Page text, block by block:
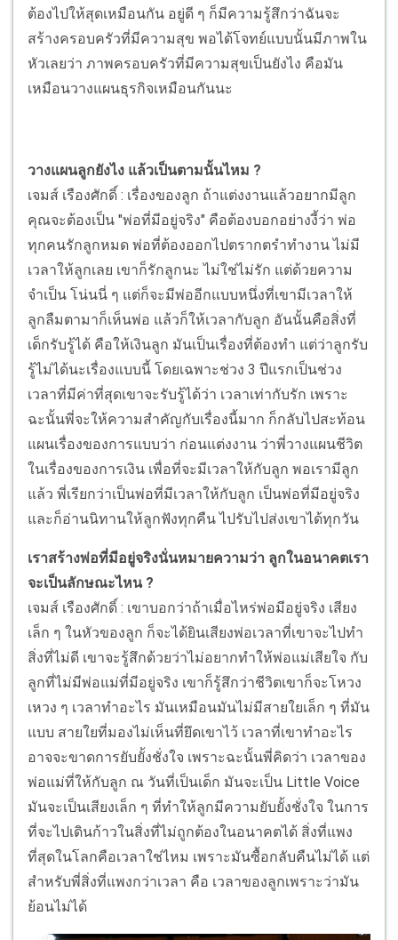
ต้องไปให้สุดเหมือนกัน อยู่ดี ๆ ก็มีความรู้สึกว่าฉันจะ
สร้างครอบครัวที่มีความสุข พอได้โจทย์แบบนั้นมีภาพใน
หัวเลยว่า ภาพครอบครัวที่มีความสุขเป็นยังไง คือมัน
เหมือนวางแผนธุรกิจเหมือนกันนะ
วางแผนลูกยังไง แล้วเป็นตามนั้นไหม ?
เจมส์ เรืองศักดิ์ : เรื่องของลูก ถ้าแต่งงานแล้วอยากมีลูก
คุณจะต้องเป็น "พ่อที่มีอยู่จริง" คือต้องบอกอย่างงี้ว่า พ่อ
ทุกคนรักลูกหมด พ่อที่ต้องออกไปตรากตรำทำงาน ไม่มี
เวลาให้ลูกเลย เขาก็รักลูกนะ ไม่ใช่ไม่รัก แต่ด้วยความ
จำเป็น โน่นนี่ ๆ แต่ก็จะมีพ่ออีกแบบหนึ่งที่เขามีเวลาให้
ลูกลืมตามาก็เห็นพ่อ แล้วก็ให้เวลากับลูก อันนั้นคือสิ่งที่
เด็กรับรู้ได้ คือให้เงินลูก มันเป็นเรื่องที่ต้องทำ แต่ว่าลูกรับ
รู้ไม่ได้นะเรื่องแบบนี้ โดยเฉพาะช่วง 3 ปีแรกเป็นช่วง
เวลาที่มีค่าที่สุดเขาจะรับรู้ได้ว่า เวลาเท่ากับรัก เพราะ
ฉะนั้นพี่จะให้ความสำคัญกับเรื่องนี้มาก ก็กลับไปสะท้อน
แผนเรื่องของการแบบว่า ก่อนแต่งงาน ว่าพี่วางแผนชีวิต
ในเรื่องของการเงิน เพื่อที่จะมีเวลาให้กับลูก พอเรามีลูก
แล้ว พี่เรียกว่าเป็นพ่อที่มีเวลาให้กับลูก เป็นพ่อที่มีอยู่จริง
และก็อ่านนิทานให้ลูกฟังทุกคืน ไปรับไปส่งเขาได้ทุกวัน
เราสร้างพ่อที่มีอยู่จริงนั่นหมายความว่า ลูกในอนาคตเรา
จะเป็นลักษณะไหน ?
เจมส์ เรืองศักดิ์ : เขาบอกว่าถ้าเมื่อไหร่พ่อมีอยู่จริง เสียง
เล็ก ๆ ในหัวของลูก ก็จะได้ยินเสียงพ่อเวลาที่เขาจะไปทำ
สิ่งที่ไม่ดี เขาจะรู้สึกด้วยว่าไม่อยากทำให้พ่อแม่เสียใจ กับ
ลูกที่ไม่มีพ่อแม่ที่มีอยู่จริง เขาก็รู้สึกว่าชีวิตเขาก็จะโหวง
เหวง ๆ เวลาทำอะไร มันเหมือนมันไม่มีสายใยเล็ก ๆ ที่มัน
แบบ สายใยที่มองไม่เห็นที่ยึดเขาไว้ เวลาที่เขาทำอะไร
อาจจะขาดการยับยั้งชั่งใจ เพราะฉะนั้นพี่คิดว่า เวลาของ
พ่อแม่ที่ให้กับลูก ณ วันที่เป็นเด็ก มันจะเป็น Little Voice
มันจะเป็นเสียงเล็ก ๆ ที่ทำให้ลูกมีความยับยั้งชั่งใจ ในการ
ที่จะไปเดินก้าวในสิ่งที่ไม่ถูกต้องในอนาคตได้ สิ่งที่แพง
ที่สุดในโลกคือเวลาใช่ไหม เพราะมันซื้อกลับคืนไม่ได้ แต่
สำหรับพี่สิ่งที่แพงกว่าเวลา คือ เวลาของลูกเพราะว่ามัน
ย้อนไม่ได้